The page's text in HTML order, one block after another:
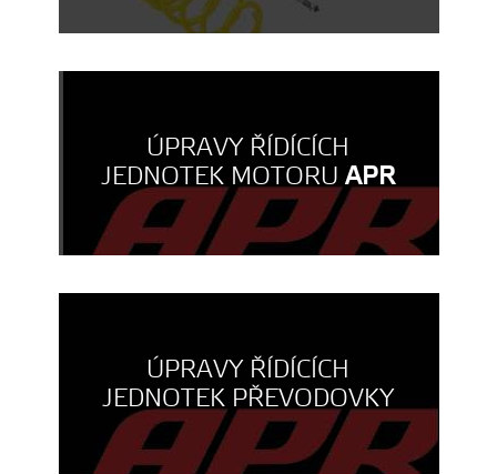
ÚPRAVY ŘÍDÍCÍCH
JEDNOTEK MOTORUAPR
ÚPRAVY ŘÍDÍCÍCH
JEDNOTEK PŘEVODOVKY